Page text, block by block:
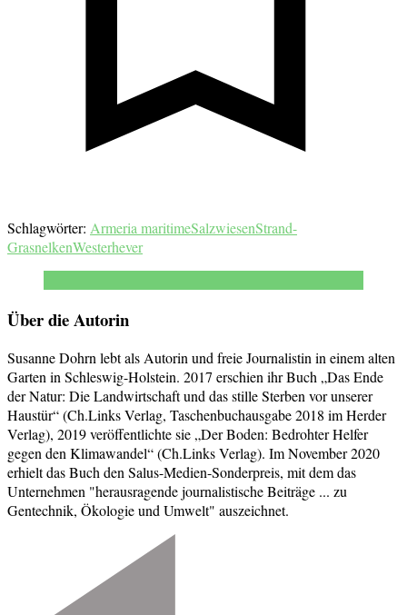
Schlagwörter: Armeria maritimeSalzwiesenStrand-
GrasnelkenWesterhever
Über die Autorin
Susanne Dohrn lebt als Autorin und freie Journalistin in einem alten
Garten in Schleswig-Holstein. 2017 erschien ihr Buch „Das Ende
der Natur: Die Landwirtschaft und das stille Sterben vor unserer
Haustür“ (Ch.Links Verlag, Taschenbuchausgabe 2018 im Herder
Verlag), 2019 veröffentlichte sie „Der Boden: Bedrohter Helfer
gegen den Klimawandel“ (Ch.Links Verlag). Im November 2020
erhielt das Buch den Salus-Medien-Sonderpreis, mit dem das
Unternehmen "herausragende journalistische Beiträge ... zu
Gentechnik, Ökologie und Umwelt" auszeichnet.
Beitragsnavigation